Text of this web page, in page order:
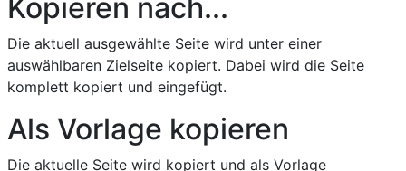
Kopieren nach...
Die aktuell ausgewählte Seite wird unter einer
auswählbaren Zielseite kopiert. Dabei wird die Seite
komplett kopiert und eingefügt.
Als Vorlage kopieren
Die aktuelle Seite wird kopiert und als Vorlage